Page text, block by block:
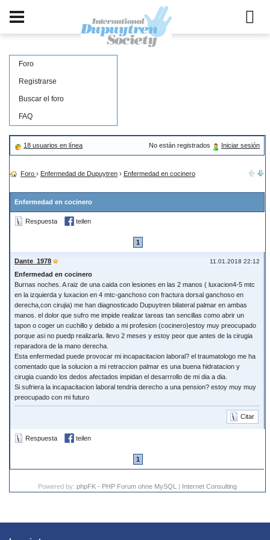
Foro
Registrarse
Buscar el foro
FAQ
18 usuarios en línea No están registrados Iniciar sesión
Foro › Enfermedad de Dupuytren › Enfermedad en cocinero
Enfermedad en cocinero
Respuesta teilen
1
11.01.2018 22:12
Dante_1978
Enfermedad en cocinero
Burnas noches. A raiz de una caida con lesiones en las 2 manos ( luxacion4-5 mtc
en la izquierda y luxacion en 4 mtc-ganchoso con fractura dorsal ganchoso en
derecha,con cirujia) me han diagnosticado Dupuytren bilateral palmar en ambas
manos. el dolor que sufro me impide realizar tareas tan sencillas como abrir un
tapon o coger un cuchillo y debido a mi profesion (cocinero)estoy muy preocupado
porque asi no puedp realizarla. llevo 2 meses y estoy peor que antes de la cirugia
reparadora de la mano derecha.
Esta enfermedad puede provocar mi incapacitacion laboral? el traumatologo me ha
comentado que la solucion a mi retraccion palmar es una buena hidratacion y
cirugia cuando los dedos afectados impidan el desarrrollo de mi dia a dia.
Si sufriera la incapacitacion laboral tendria derecho a una pension? estoy muy muy
preocupado con mi futuro
Citar
Respuesta teilen
1
Powered by: phpFK - PHP Forum ohne MySQL | Internet Consulting